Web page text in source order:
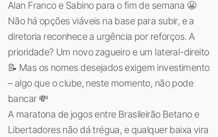
Alan Franco e Sabino para o fim de semana 😬
Não há opções viáveis na base para subir, e a
diretoria reconhece a urgência por reforços. A
prioridade? Um novo zagueiro e um lateral-direito
📝 Mas os nomes desejados exigem investimento
– algo que o clube, neste momento, não pode
bancar 💸
A maratona de jogos entre Brasileirão Betano e
Libertadores não dá trégua, e qualquer baixa vira